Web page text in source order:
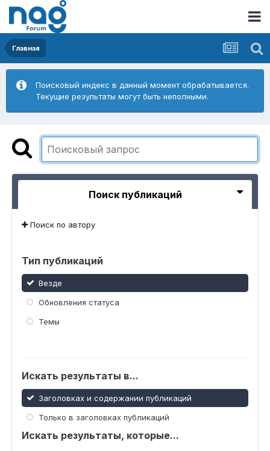
Главная
Поисковый индекс в данный момент обрабатывается.
Текущие результаты могут быть неполными.
Поиск публикаций
Поиск по автору
Тип публикаций
Везде
Обновления статуса
Темы
Искать результаты в...
Заголовках и содержании публикаций
Только в заголовках публикаций
Искать результаты, которые...